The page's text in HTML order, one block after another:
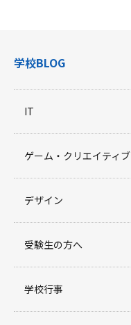
学校BLOG
IT
ゲーム・クリエイティブ
デザイン
受験生の方へ
学校行事